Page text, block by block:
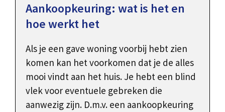
Aankoopkeuring: wat is het en
hoe werkt het
Als je een gave woning voorbij hebt zien
komen kan het voorkomen dat je de alles
mooi vindt aan het huis. Je hebt een blind
vlek voor eventuele gebreken die
aanwezig zijn. D.m.v. een aankoopkeuring